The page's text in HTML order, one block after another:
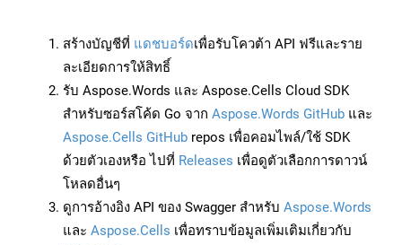
สร้างบัญชีที่ แดชบอร์ดเพื่อรับโควต้า API ฟรีและราย
ละเอียดการให้สิทธิ์
รับ Aspose.Words และ Aspose.Cells Cloud SDK
สำหรับซอร์สโค้ด Go จาก Aspose.Words GitHub และ
Aspose.Cells GitHub repos เพื่อคอมไพล์/ใช้ SDK
ด้วยตัวเองหรือ ไปที่ Releases เพื่อดูตัวเลือกการดาวน์
โหลดอื่นๆ
ดูการอ้างอิง API ของ Swagger สำหรับ Aspose.Words
และ Aspose.Cells เพื่อทราบข้อมูลเพิ่มเติมเกี่ยวกับ